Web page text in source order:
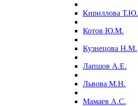
Кириллова Т.Ю.
Котов Ю.М.
Кузнецова Н.М.
Лапшов А.Е.
Львова М.Н.
Мамаев А.С.